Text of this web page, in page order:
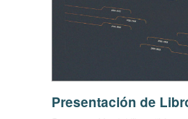
Presentación de